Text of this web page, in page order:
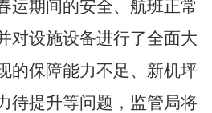
运期间的安全、航班正常
对设施设备进行了全面大
的保障能力不足、新机坪
待提升等问题，监管局将